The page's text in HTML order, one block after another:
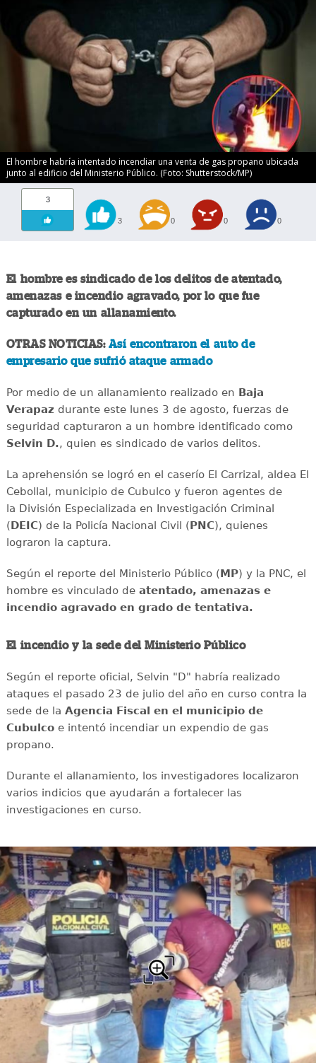
El hombre habría intentado incendiar una venta de gas propano ubicada
junto al edificio del Ministerio Público. (Foto: Shutterstock/MP)
3
3 0 0 0
El hombre es sindicado de los delitos de atentado,
amenazas e incendio agravado, por lo que fue
capturado en un allanamiento.
OTRAS NOTICIAS: Así encontraron el auto de
empresario que sufrió ataque armado
Por medio de un allanamiento realizado en Baja
Verapaz durante este lunes 3 de agosto, fuerzas de
seguridad capturaron a un hombre identificado como
Selvin D., quien es sindicado de varios delitos.
La aprehensión se logró en el caserío El Carrizal, aldea El
Cebollal, municipio de Cubulco y fueron agentes de
la División Especializada en Investigación Criminal
(DEIC) de la Policía Nacional Civil (PNC), quienes
lograron la captura.
Según el reporte del Ministerio Público (MP) y la PNC, el
hombre es vinculado de atentado, amenazas e
incendio agravado en grado de tentativa.
El incendio y la sede del Ministerio Público
Según el reporte oficial, Selvin "D" habría realizado
ataques el pasado 23 de julio del año en curso contra la
sede de la Agencia Fiscal en el municipio de
Cubulcoe intentó incendiar un expendio de gas
propano.
Durante el allanamiento, los investigadores localizaron
varios indicios que ayudarán a fortalecer las
investigaciones en curso.